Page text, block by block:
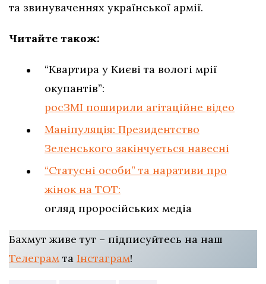
та звинуваченнях української армії.
Читайте також:
“Квартира у Києві та вологі мрії
окупантів”:
росЗМІ поширили агітаційне відео
Маніпуляція: Президентство
Зеленського закінчується навесні
“Статусні особи” та наративи про
жінок на ТОТ:
огляд проросійських медіа
Бахмут живе тут – підписуйтесь на наш
Телеграм та Інстаграм!